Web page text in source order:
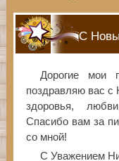
С
Дорогие мои
поздравляю вас
здоровья,
Спасибо вам за
со мной!
С Уважением